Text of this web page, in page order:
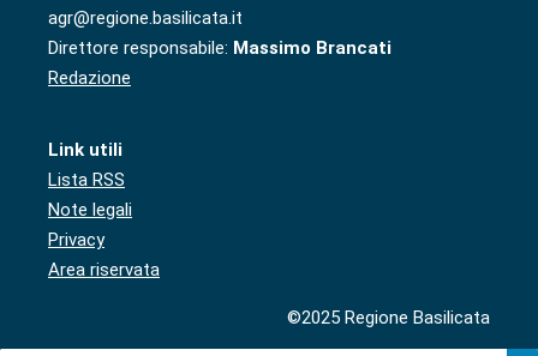
agr@regione.basilicata.it
Direttore responsabile: Massimo Brancati
Redazione
Link utili
Lista RSS
Note legali
Privacy
Area riservata
©2025 Regione Basilicata